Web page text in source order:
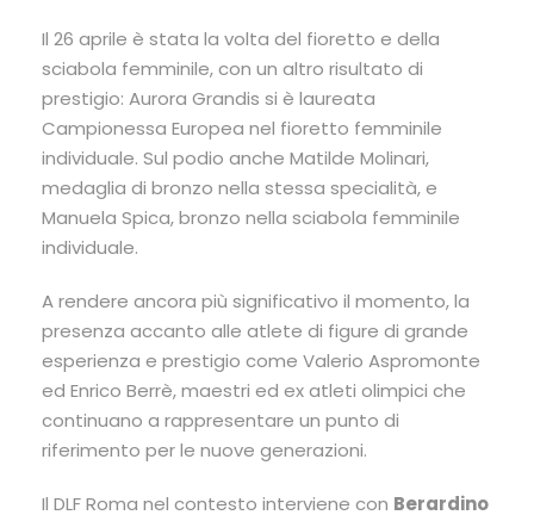
Il 26 aprile è stata la volta del fioretto e della
sciabola femminile, con un altro risultato di
prestigio: Aurora Grandis si è laureata
Campionessa Europea nel fioretto femminile
individuale. Sul podio anche Matilde Molinari,
medaglia di bronzo nella stessa specialità, e
Manuela Spica, bronzo nella sciabola femminile
individuale.
A rendere ancora più significativo il momento, la
presenza accanto alle atlete di figure di grande
esperienza e prestigio come Valerio Aspromonte
ed Enrico Berrè, maestri ed ex atleti olimpici che
continuano a rappresentare un punto di
riferimento per le nuove generazioni.
Il DLF Roma nel contesto interviene con Berardino